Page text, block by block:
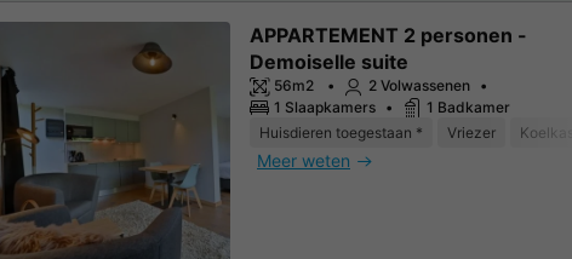
APPARTEMENT 2 personen -
Demoiselle suite
56m2
2 Volwassenen
1 Slaapkamers
1 Badkamer
Huisdieren toegestaan *
Vriezer Koelkast
Meer weten